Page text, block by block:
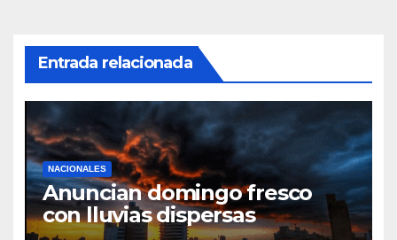
Entrada relacionada
NACIONALES
Anuncian domingo fresco
con lluvias dispersas